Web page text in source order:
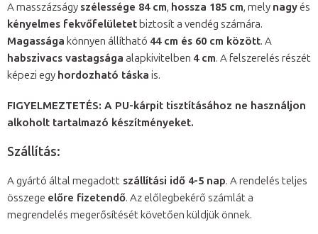
A masszázságy szélessége 84 cm, hossza 185 cm, mely nagyés
kényelmes fekvőfelületet biztosít a vendég számára.
Magassága könnyen állítható 44 cm és 60 cm között. A
habszivacs vastagsága alapkivitelben 4 cm. A felszerelés részét
képezi egy hordozható táska is.
FIGYELMEZTETÉS: A PU-kárpit tisztításához ne használjon
alkoholt tartalmazó készítményeket.
Szállítás:
A gyártó által megadott szállítási idő 4-5 nap. A rendelés teljes
összege előre fizetendő. Az előlegbekérő számlát a
megrendelés megerősítését követően küldjük önnek.